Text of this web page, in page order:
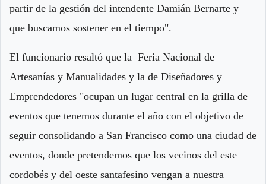
partir de la gestión del intendente Damián Bernarte y
que buscamos sostener en el tiempo".
El funcionario resaltó que la Feria Nacional de
Artesanías y Manualidades y la de Diseñadores y
Emprendedores "ocupan un lugar central en la grilla de
eventos que tenemos durante el año con el objetivo de
seguir consolidando a San Francisco como una ciudad de
eventos, donde pretendemos que los vecinos del este
cordobés y del oeste santafesino vengan a nuestra